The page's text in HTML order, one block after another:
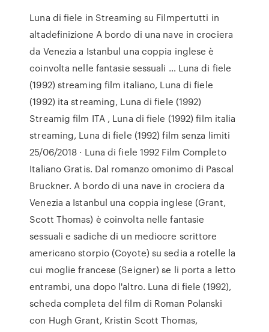
Luna di fiele in Streaming su Filmpertutti in
altadefinizione A bordo di una nave in crociera
da Venezia a Istanbul una coppia inglese è
coinvolta nelle fantasie sessuali … Luna di fiele
(1992) streaming film italiano, Luna di fiele
(1992) ita streaming, Luna di fiele (1992)
Streamig film ITA , Luna di fiele (1992) film italia
streaming, Luna di fiele (1992) film senza limiti
25/06/2018 · Luna di fiele 1992 Film Completo
Italiano Gratis. Dal romanzo omonimo di Pascal
Bruckner. A bordo di una nave in crociera da
Venezia a Istanbul una coppia inglese (Grant,
Scott Thomas) è coinvolta nelle fantasie
sessuali e sadiche di un mediocre scrittore
americano storpio (Coyote) su sedia a rotelle la
cui moglie francese (Seigner) se li porta a letto
entrambi, una dopo l'altro. Luna di fiele (1992),
scheda completa del film di Roman Polanski
con Hugh Grant, Kristin Scott Thomas,